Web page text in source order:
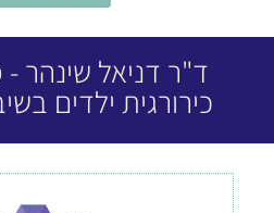
ד"ר דניאל שינהר
כירורגית ילדים